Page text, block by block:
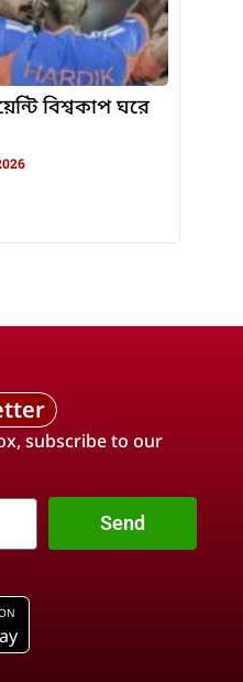
বিশ্বকাপ ঘরে
subscribe to our
Send